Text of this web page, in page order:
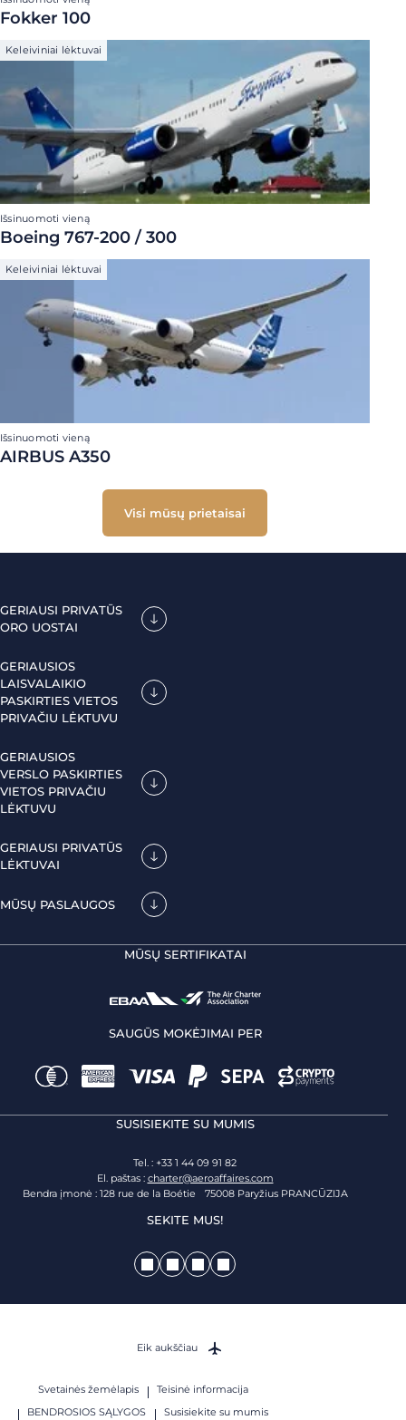
Fokker 100
Keleiviniai lėktuvai
Išsinuomoti vieną
Boeing 767-200 / 300
Keleiviniai lėktuvai
Išsinuomoti vieną
AIRBUS A350
Visi mūsų prietaisai
GERIAUSI PRIVATŪS
ORO UOSTAI
GERIAUSIOS
LAISVALAIKIO
PASKIRTIES VIETOS
PRIVAČIU LĖKTUVU
GERIAUSIOS
VERSLO PASKIRTIES
VIETOS PRIVAČIU
LĖKTUVU
GERIAUSI PRIVATŪS
LĖKTUVAI
MŪSŲ PASLAUGOS
MŪSŲ SERTIFIKATAI
SAUGŪS MOKĖJIMAI PER
SUSISIEKITE SU MUMIS
Tel. : +33 1 44 09 91 82
El. paštas : charter@aeroaffaires.com
Bendra įmonė : 128 rue de la Boétie 75008 Paryžius PRANCŪZIJA
SEKITE MUS!
Svetainės žemėlapis
Teisinė informacija
BENDROSIOS SĄLYGOS
Susisiekite su mumis
Eik aukščiau